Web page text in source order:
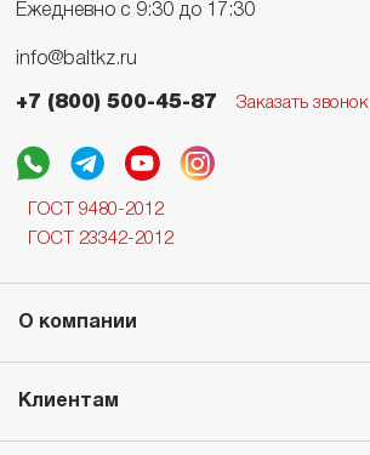
Ежедневно с 9:30 до 17:30
info@baltkz.ru
+7 (800) 500-45-87 Заказать звонок
ГОСТ 9480-2012
ГОСТ 23342-2012
О компании
Клиентам